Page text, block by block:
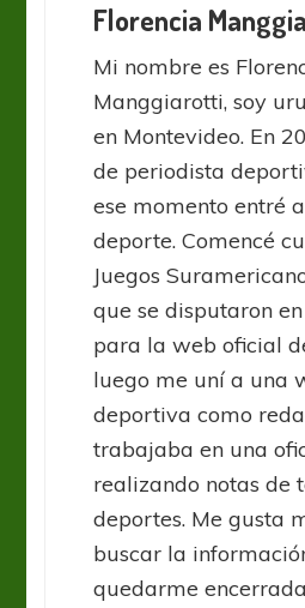
Florencia
Mi nombre es
Manggiarotti, soy
en Montevideo. En
de periodista
ese momento entré
deporte. Comencé
Juegos
que se disputaron
para la web oficial
luego me uní a una
deportiva como
trabajaba en una
realizando notas de
deportes. Me gusta
buscar la
quedarme